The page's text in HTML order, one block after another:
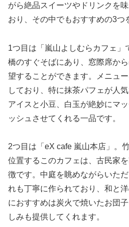
がら絶品スイーツやドリンクを
おり、その中でもおすすめの3つ
1つ目は「嵐山よしむらカフェ」
橋のすぐそばにあり、窓際席か
望することができます。メニュ
しており、特に抹茶パフェが人
アイスと小豆、白玉が絶妙にマ
ッシュさせてくれる一品です。
2つ目は「eX cafe 嵐山本店」。
位置するこのカフェは、古民家
徴です。中庭を眺めながらいた
れも丁寧に作られており、和と
におすすめは炭火で焼いたお団
しみも提供してくれます。